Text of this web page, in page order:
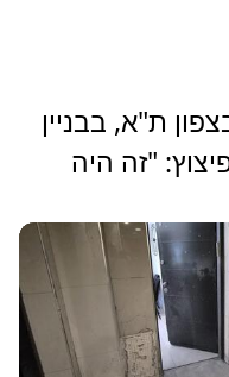
ת"א, בבניין
"זה היה